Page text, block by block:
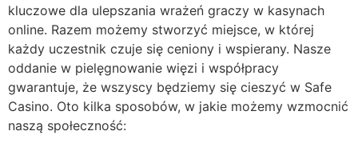
kluczowe dla ulepszania wrażeń graczy w kasynach
online. Razem możemy stworzyć miejsce, w której
każdy uczestnik czuje się ceniony i wspierany. Nasze
oddanie w pielęgnowanie więzi i współpracy
gwarantuje, że wszyscy będziemy się cieszyć w Safe
Casino. Oto kilka sposobów, w jakie możemy wzmocnić
naszą społeczność: